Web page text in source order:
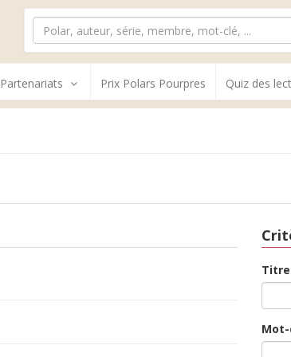
Partenariats Prix Polars Pourpres Quiz des
Titre